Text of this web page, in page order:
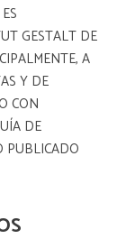
GESTALT DE
A
Y DE
CON
DE
PUBLICADO